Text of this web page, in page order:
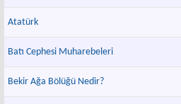
Atatürk
Batı Cephesi Muharebeleri
Bekir Ağa Bölüğü Nedir?